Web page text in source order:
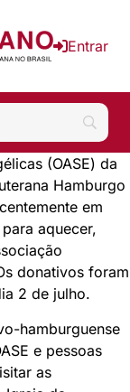
Entrar
(OASE) da
Hamburgo
em
aquecer,
donativos foram
2 de julho.
hamburguense
e pessoas
as